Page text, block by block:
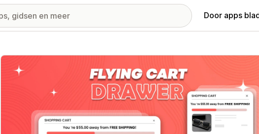
Door apps
Galerij met uitgelichte afbeeldingen